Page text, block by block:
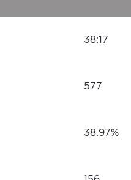
38:17
577
38.97%